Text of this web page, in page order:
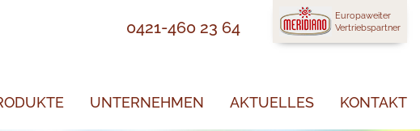
0421-460 23 64
Europaweiter
Vertriebspartner
UNTERNEHMEN AKTUELLES KONTAKT